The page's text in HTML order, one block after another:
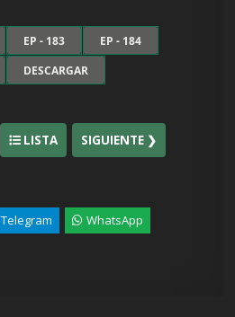
EP - 183
EP - 184
DESCARGAR
LISTA SIGUIENTE ❯
Telegram WhatsApp